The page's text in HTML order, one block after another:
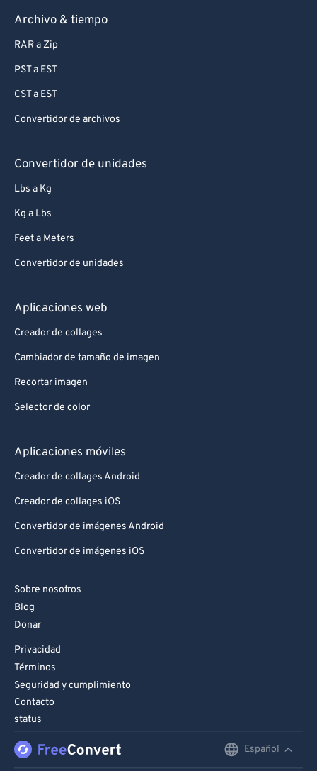
Archivo & tiempo
RAR a Zip
PST a EST
CST a EST
Convertidor de archivos
Convertidor de unidades
Lbs a Kg
Kg a Lbs
Feet a Meters
Convertidor de unidades
Aplicaciones web
Creador de collages
Cambiador de tamaño de imagen
Recortar imagen
Selector de color
Aplicaciones móviles
Creador de collages Android
Creador de collages iOS
Convertidor de imágenes Android
Convertidor de imágenes iOS
Sobre nosotros
Blog
Donar
Privacidad
Términos
Seguridad y cumplimiento
Contacto
status
Español